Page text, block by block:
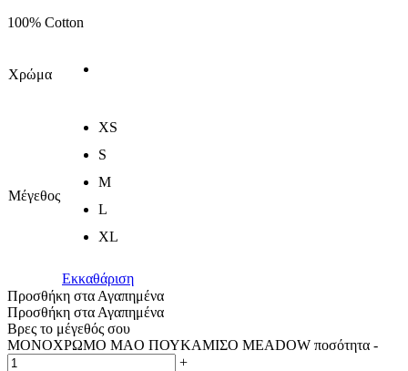
100% Cotton
Χρώμα
Μέγεθος
XS
S
M
L
XL
Εκκαθάριση
Προσθήκη στα Αγαπημένα
Προσθήκη στα Αγαπημένα
Βρες το μέγεθός σου
ΜΟΝΟΧΡΩΜΟ MAO ΠΟΥΚΑΜΙΣΟ MEADOW ποσότητα -
+